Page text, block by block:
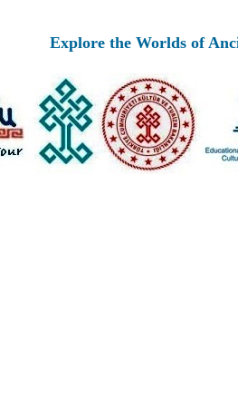
Explore the Worlds of Ancient